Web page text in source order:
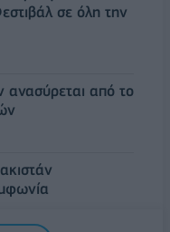
σε όλη την
από το